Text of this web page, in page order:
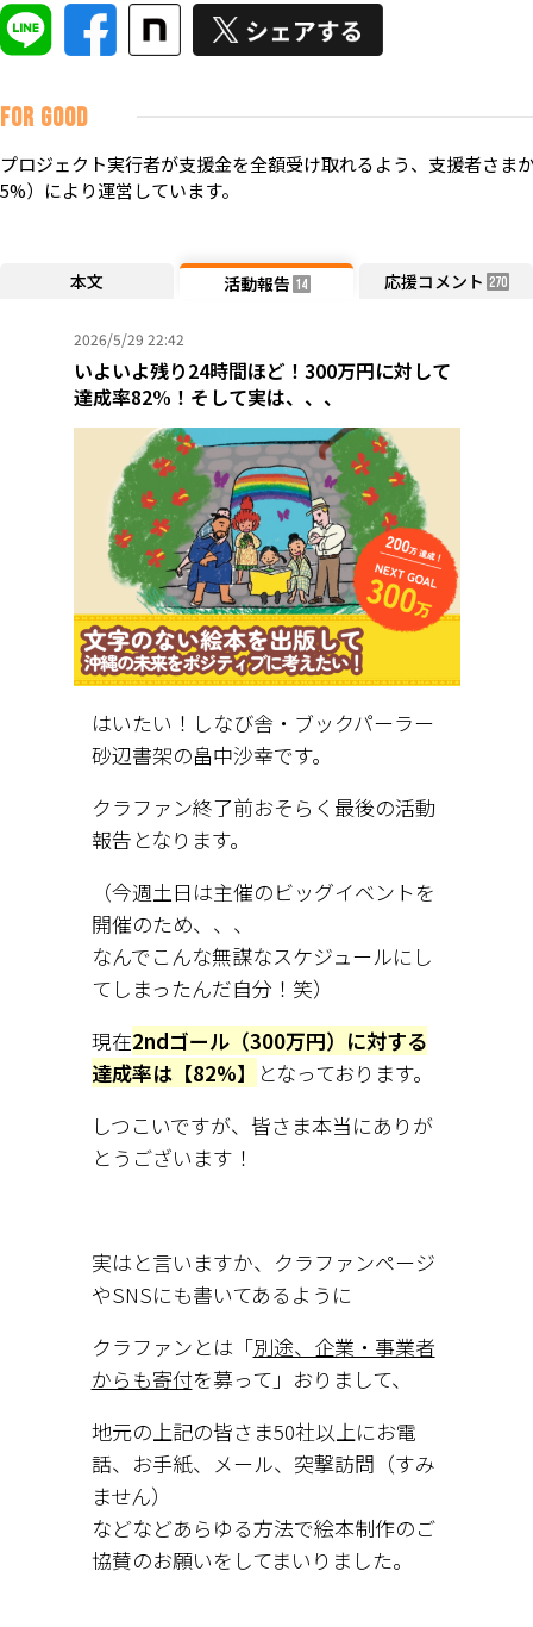
FOR GOOD
プロジェクト実行者が支援金を全額受け取れるよう、支援者さま
5%）により運営しています。
本文 活動報告 14 応援コメント 270
2026/5/29 22:42
いよいよ残り24時間ほど！300万円に対して
達成率82%！そして実は、、、
はいたい！しなび舎・ブックパーラー
砂辺書架の畠中沙幸です。
クラファン終了前おそらく最後の活動
報告となります。
（今週土日は主催のビッグイベントを
開催のため、、、
なんでこんな無謀なスケジュールにし
てしまったんだ自分！笑）
現在2ndゴール（300万円）に対する
達成率は【82%】 となっております。
しつこいですが、皆さま本当にありが
とうございます！
実はと言いますか、クラファンページ
やSNSにも書いてあるように
クラファンとは「別途、企業・事業者
からも寄付を募って 」おりまして、
地元の上記の皆さま50社以上にお電
話、お手紙、メール、突撃訪問（すみ
ません）
などなどあらゆる方法で絵本制作のご
協賛のお願いをしてまいりました。